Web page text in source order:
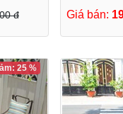
đ
Giá bán:
25 %